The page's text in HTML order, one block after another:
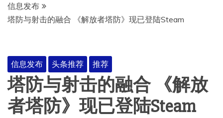
信息发布
塔防与射击的融合 《解放者塔防》现已登陆Steam
信息发布 头条推荐 推荐
塔防与射击的融合 《解放
者塔防》现已登陆Steam